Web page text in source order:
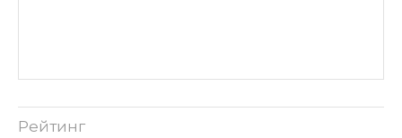
Рейтинг